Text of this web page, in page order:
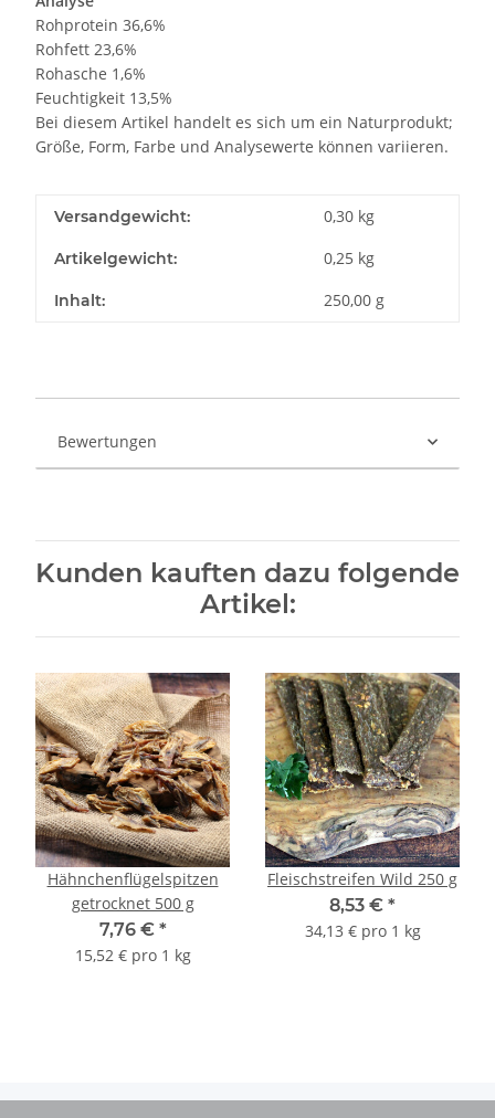
Rohprotein 36,6%
Rohfett 23,6%
Rohasche 1,6%
Feuchtigkeit 13,5%
Bei diesem Artikel handelt es sich um ein Naturprodukt;
Größe, Form, Farbe und Analysewerte können variieren.
Versandgewicht: 0,30 kg
Artikelgewicht: 0,25 kg
Inhalt: 250,00 g
Bewertungen
Kunden kauften dazu folgende
Artikel:
Hähnchenflügelspitzen
getrocknet 500 g
7,76 € *
15,52 € pro 1 kg
Fleischstreifen Wild 250 g
8,53 € *
34,13 € pro 1 kg